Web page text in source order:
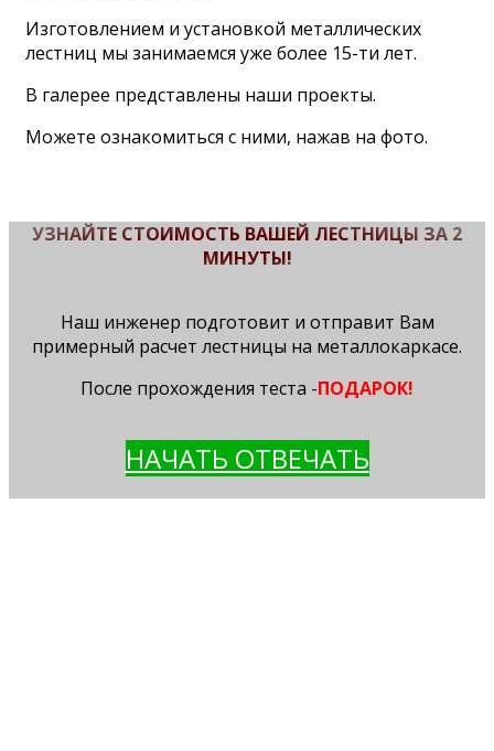
Изготовлением и установкой металлических
лестниц мы занимаемся уже более 15-ти лет.
В галерее представлены наши проекты.
Можете ознакомиться с ними, нажав на фото.
УЗНАЙТЕ СТОИМОСТЬ ВАШЕЙ ЛЕСТНИЦЫ ЗА 2
МИНУТЫ!
Наш инженер подготовит и отправит Вам
примерный расчет лестницы на металлокаркасе.
После прохождения теста -ПОДАРОК!
НАЧАТЬ ОТВЕЧАТЬ